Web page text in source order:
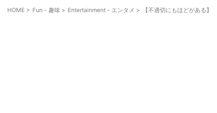
HOME > Fun - 趣味 > Entertainment - エンタメ > 【不適切にもほどがある